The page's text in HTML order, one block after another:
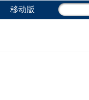
移动版